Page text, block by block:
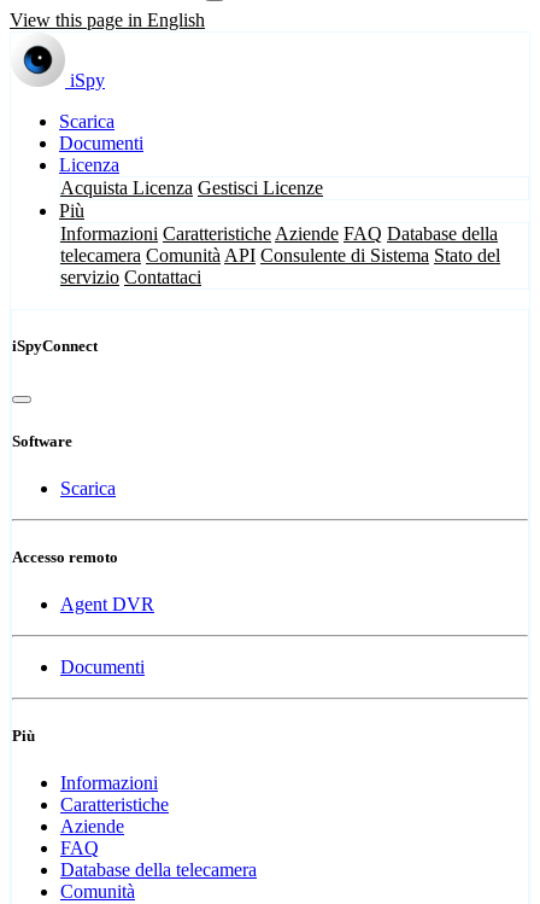
View this page in English
iSpy
Scarica
Documenti
Licenza
Acquista Licenza Gestisci Licenze
Più
Informazioni Caratteristiche Aziende FAQ Database della
telecamera Comunità API Consulente di Sistema Stato del
servizio Contattaci
iSpyConnect
Software
Scarica
Accesso remoto
Agent DVR
Documenti
Più
Informazioni
Caratteristiche
Aziende
FAQ
Database della telecamera
Comunità